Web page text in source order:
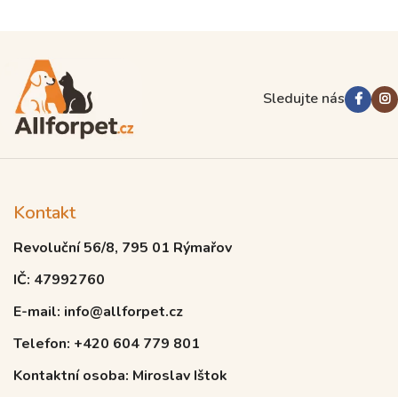
Sledujte nás
Kontakt
Revoluční 56/8, 795 01 Rýmařov
IČ: 47992760
E-mail: info@allforpet.cz
Telefon: +420 604 779 801
Kontaktní osoba: Miroslav Ištok